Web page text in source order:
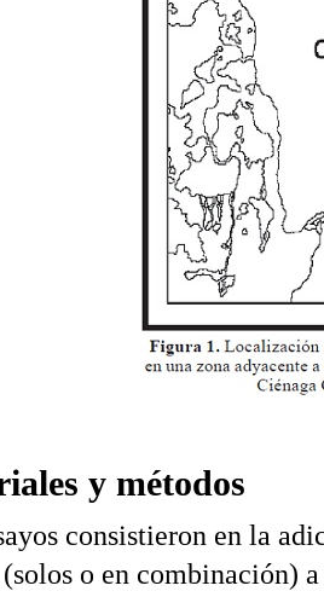
y métodos
consistieron en la
(solos o en combinación)